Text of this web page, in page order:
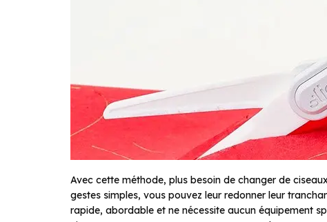
Avec cette méthode, plus besoin de changer de
gestes simples, vous pouvez leur redonner leur
rapide, abordable et ne nécessite aucun équipement